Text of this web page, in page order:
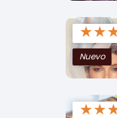
★★
Nuevo
★★